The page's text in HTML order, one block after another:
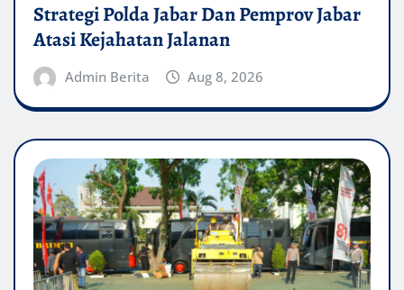
Strategi Polda Jabar Dan Pemprov Jabar
Atasi Kejahatan Jalanan
Admin Berita Aug 8, 2026